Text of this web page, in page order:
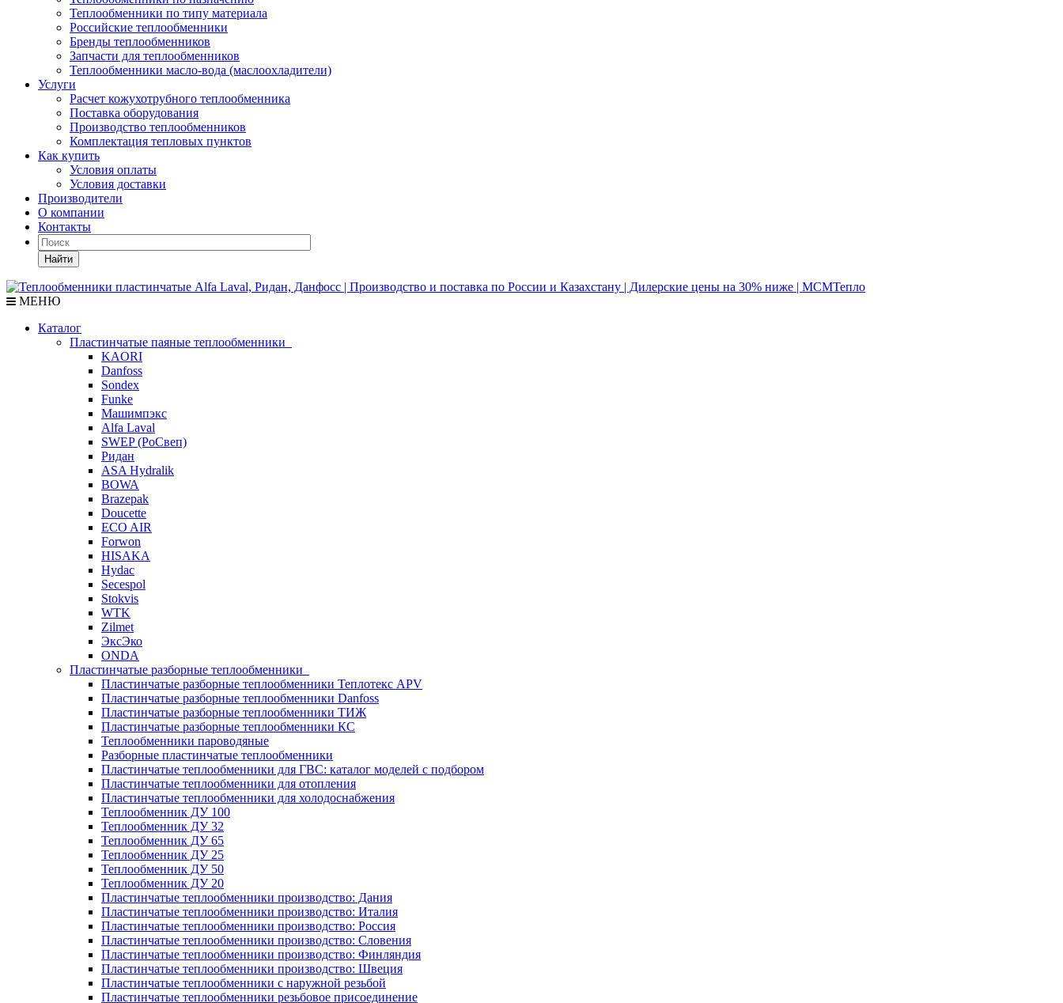
Теплообменники по типу материала
Российские теплообменники
Бренды теплообменников
Запчасти для теплообменников
Теплообменники масло-вода (маслоохладители)
Услуги
Расчет кожухотрубного теплообменника
Поставка оборудования
Производство теплообменников
Комплектация тепловых пунктов
Как купить
Условия оплаты
Условия доставки
Производители
О компании
Контакты
Найти
МЕНЮ
Каталог
Пластинчатые паяные теплообменники
KAORI
Danfoss
Sondex
Funke
Машимпэкс
Alfa Laval
SWEP (РоСвеп)
Ридан
ASA Hydralik
BOWA
Brazepak
Doucette
ECO AIR
Forwon
HISAKA
Hydac
Secespol
Stokvis
WTK
Zilmet
ЭксЭко
ONDA
Пластинчатые разборные теплообменники
Пластинчатые разборные теплообменники Теплотекс APV
Пластинчатые разборные теплообменники Danfoss
Пластинчатые разборные теплообменники ТИЖ
Пластинчатые разборные теплообменники КC
Теплообменники пароводяные
Разборные пластинчатые теплообменники
Пластинчатые теплообменники для ГВС: каталог моделей с подбором
Пластинчатые теплообменники для отопления
Пластинчатые теплообменники для холодоснабжения
Теплообменник ДУ 100
Теплообменник ДУ 32
Теплообменник ДУ 65
Теплообменник ДУ 25
Теплообменник ДУ 50
Теплообменник ДУ 20
Пластинчатые теплообменники производство: Дания
Пластинчатые теплообменники производство: Италия
Пластинчатые теплообменники производство: Россия
Пластинчатые теплообменники производство: Словения
Пластинчатые теплообменники производство: Финляндия
Пластинчатые теплообменники производство: Швеция
Пластинчатые теплообменники с наружной резьбой
Пластинчатые теплообменники резьбовое присоединение